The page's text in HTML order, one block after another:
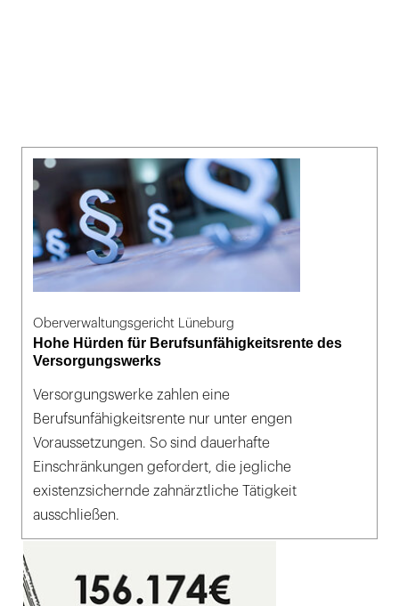
Oberverwaltungsgericht Lüneburg
Hohe Hürden für Berufsunfähigkeitsrente des
Versorgungswerks
Versorgungswerke zahlen eine
Berufsunfähigkeitsrente nur unter engen
Voraussetzungen. So sind dauerhafte
Einschränkungen gefordert, die jegliche
existenzsichernde zahnärztliche Tätigkeit
ausschließen.